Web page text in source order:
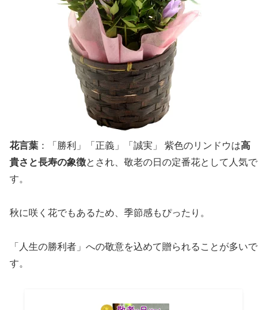
花言葉 ：「勝利」「正義」「誠実」 紫色のリンドウは高
貴さと長寿の象徴とされ、敬老の日の定番花として人気で
す。
秋に咲く花でもあるため、季節感もぴったり。
「人生の勝利者」への敬意を込めて贈られることが多いで
す。